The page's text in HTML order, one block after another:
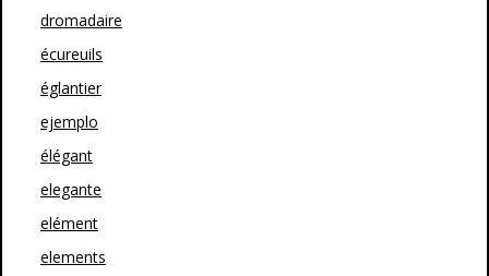
dromadaire
écureuils
églantier
ejemplo
élégant
elegante
elément
elements